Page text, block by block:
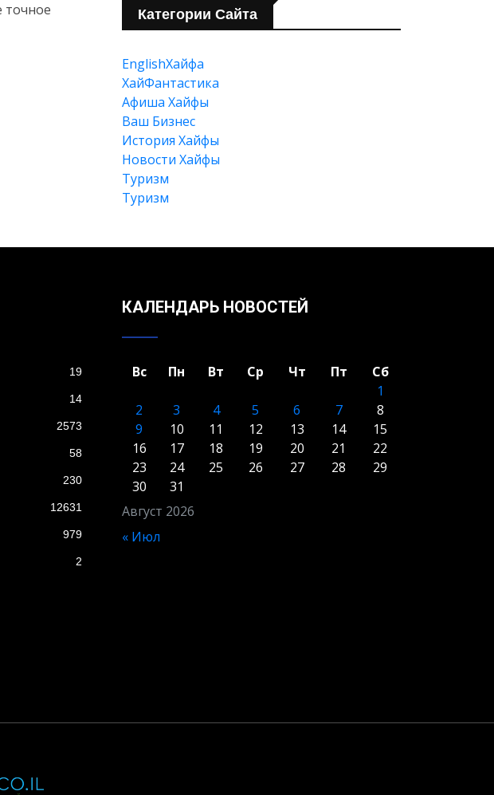
точное
Категории Сайта
EnglishХайфа
XайФантастика
Афиша Хайфы
Ваш Бизнес
История Хайфы
Новости Хайфы
Туризм
Туризм
19
14
2573
58
230
12631
979
2
КАЛЕНДАРЬ НОВОСТЕЙ
Август 2026
Вс Пн Вт Ср Чт Пт
Сб
1
2
3 4 5 6 7
8
9
10 11 12 13 14
15
16
17 18 19 20 21
22
23
24 25 26 27 28
29
30
31
« Июл